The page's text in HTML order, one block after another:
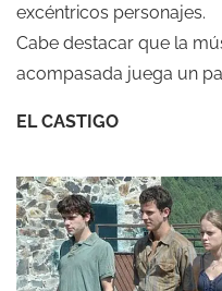
excéntricos personajes.
Cabe destacar que la
acompasada juega un
EL CASTIGO